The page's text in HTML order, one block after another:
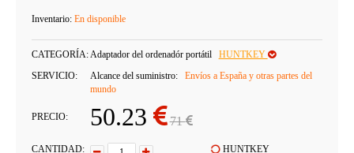
Inventario: En disponible
CATEGORÍA:Adaptador del ordenadór portátil
HUNTKEY
SERVICIO:
Alcance del suministro:
Envíos a España y otras partes del
mundo
PRECIO: 50.23 71
CANTIDAD:
HUNTKEY